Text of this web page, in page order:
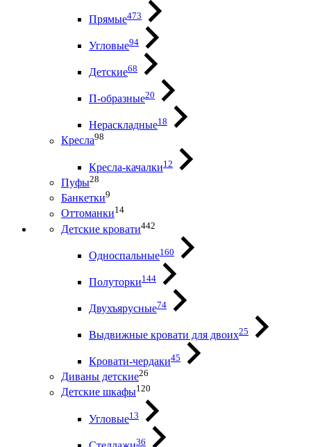
Прямые473
Угловые94
Детские68
П-образные20
Нераскладные18
Кресла98
Кресла-качалки12
Пуфы28
Банкетки9
Оттоманки14
Детские кровати442
Односпальные160
Полуторки144
Двухъярусные74
Выдвижные кровати для двоих25
Кровати-чердаки45
Диваны детские26
Детские шкафы120
Угловые13
36